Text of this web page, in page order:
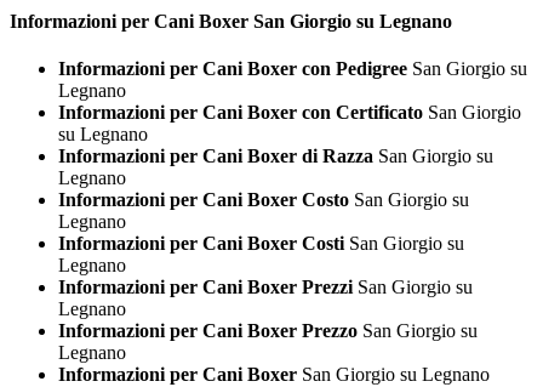
Informazioni per Cani Boxer San Giorgio su Legnano
Informazioni per Cani Boxer con Pedigree San Giorgio su
Legnano
Informazioni per Cani Boxer con Certificato San Giorgio
su Legnano
Informazioni per Cani Boxer di Razza San Giorgio su
Legnano
Informazioni per Cani Boxer Costo San Giorgio su
Legnano
Informazioni per Cani Boxer CostiSan Giorgio su
Legnano
Informazioni per Cani Boxer PrezziSan Giorgio su
Legnano
Informazioni per Cani Boxer Prezzo San Giorgio su
Legnano
Informazioni per Cani Boxer San Giorgio su Legnano